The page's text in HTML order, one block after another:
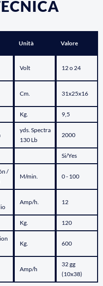
Unità Valore
Volt 12 o 24
Cm. 31x25x16
Kg. 9,5
yds. Spectra
130 Lb
2000
Si/Yes
/
M/min. 0 - 100
Amp/h. 12
Kg. 120
Kg. 600
Amp/h
32 gg
(10x38)